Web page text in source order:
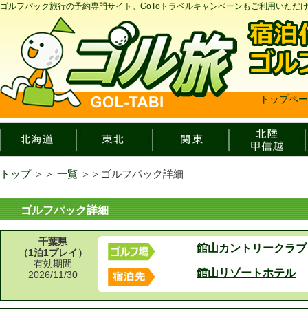
ゴルフパック旅行の予約専門サイト。GoToトラベルキャンペーンもご利用いただ
トップペ
トップ ＞＞ 一覧 ＞＞ ゴルフパック詳細
ゴルフパック詳細
千葉県
（1泊1プレイ）
有効期間
2026/11/30
館山カントリークラブ
館山リゾートホテル